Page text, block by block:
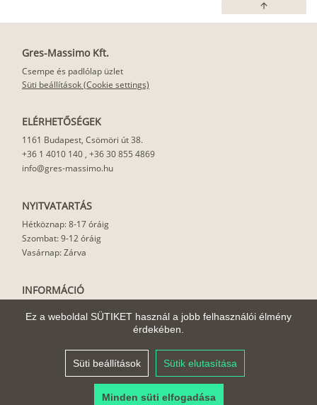
Ez a weboldal SÜTIKET használ a jobb felhasználói élmény
érdekében.
Süti beállítások Sütik elutasítása
Minden süti elfogadása
arrow_upward
Gres-Massimo Kft.
Csempe és padlólap üzlet
Süti beállítások (Cookie settings)
ELÉRHETŐSÉGEK
1161 Budapest, Csömöri út 38.
+36 1 4010 140 , +36 30 855 4869
info@gres-massimo.hu
NYITVATARTÁS
Hétköznap: 8-17 óráig
Szombat: 9-12 óráig
Vasárnap: Zárva
INFORMÁCIÓ
Felhasználási javaslat